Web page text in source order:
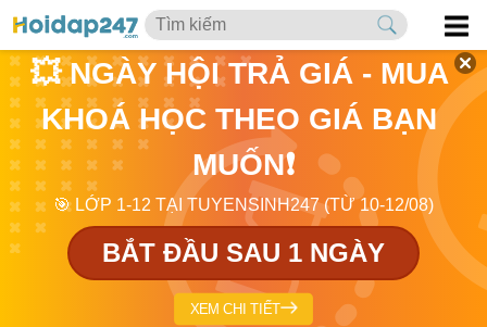
💥 NGÀY HỘI TRẢ GIÁ - MUA
KHOÁ HỌC THEO GIÁ BẠN
MUỐN❗
🎯 LỚP 1-12 TẠI TUYENSINH247 (TỪ 10-12/08)
BẮT ĐẦU SAU 1 NGÀY
XEM CHI TIẾT